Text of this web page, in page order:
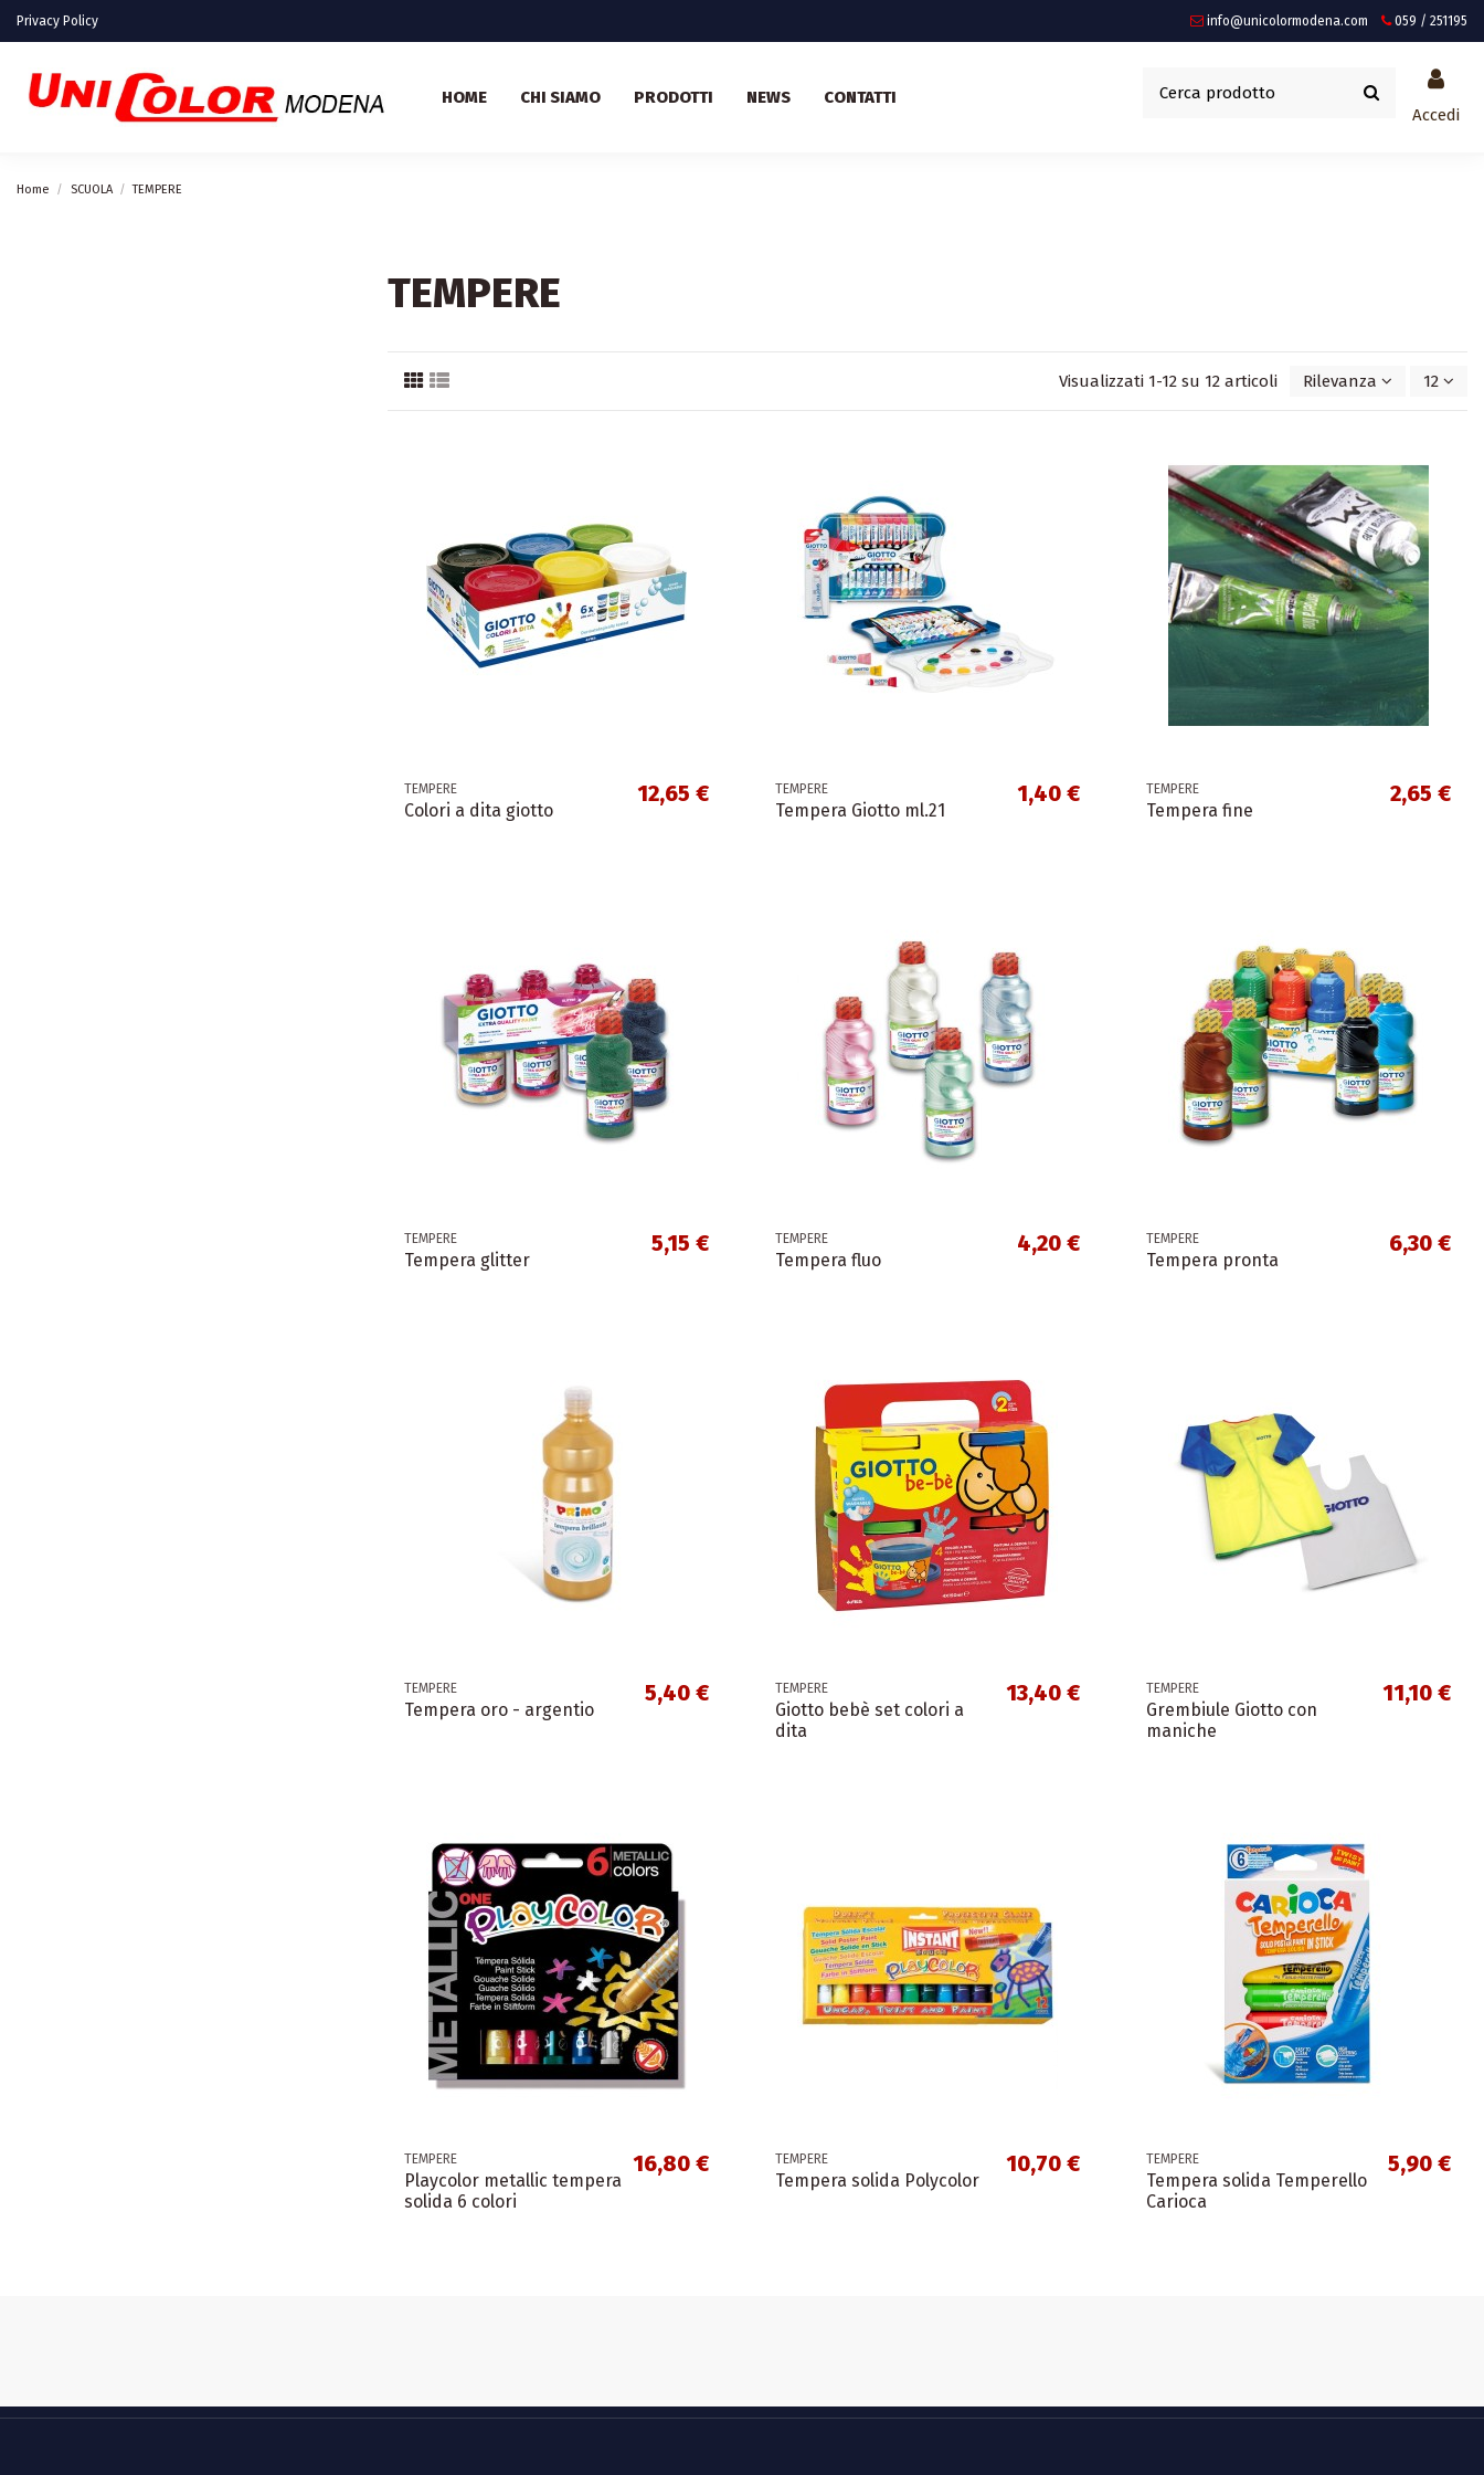
Privacy Policy info@unicolormodena.com 059 / 251195
HOME CHI SIAMO PRODOTTI NEWS
CONTATTI
Accedi
Home SCUOLA TEMPERE
TEMPERE
Visualizzati 1-12 su 12 articoli Rilevanza 12
TEMPERE
Colori a dita giotto
12,65 € TEMPERE
Tempera Giotto ml.21
1,40 € TEMPERE
Tempera fine
2,65 €
TEMPERE
Tempera glitter
5,15 € TEMPERE
Tempera fluo
4,20 € TEMPERE
Tempera pronta
6,30 €
TEMPERE
Tempera oro - argentio
5,40 € TEMPERE
Giotto bebè set colori a
dita
13,40 € TEMPERE
Grembiule Giotto con
maniche
11,10 €
TEMPERE
Playcolor metallic tempera
solida 6 colori
16,80 € TEMPERE
Tempera solida Polycolor
10,70 € TEMPERE
Tempera solida Temperello
Carioca
5,90 €